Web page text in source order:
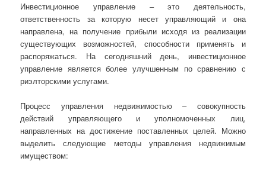
Инвестиционное управление – это деятельность,
ответственность за которую несет управляющий и она
направлена, на получение прибыли исходя из реализации
существующих возможностей, способности применять и
распоряжаться. На сегодняшний день, инвестиционное
управление является более улучшенным по сравнению с
риэлторскими услугами.
Процесс управления недвижимостью – совокупность
действий управляющего и уполномоченных лиц,
направленных на достижение поставленных целей. Можно
выделить следующие методы управления недвижимым
имуществом: